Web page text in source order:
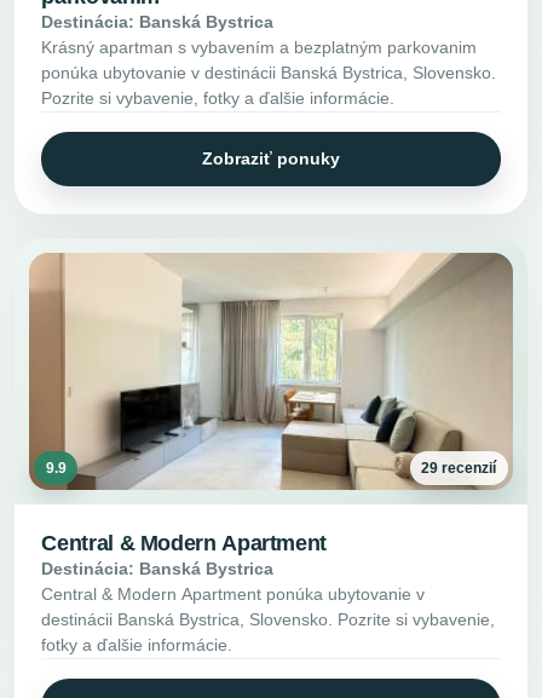
Destinácia: Banská Bystrica
Krásný apartman s vybavením a bezplatným parkovanim
ponúka ubytovanie v destinácii Banská Bystrica, Slovensko.
Pozrite si vybavenie, fotky a ďalšie informácie.
Zobraziť ponuky
9.9 29 recenzií
Central & Modern Apartment
Destinácia: Banská Bystrica
Central & Modern Apartment ponúka ubytovanie v
destinácii Banská Bystrica, Slovensko. Pozrite si vybavenie,
fotky a ďalšie informácie.